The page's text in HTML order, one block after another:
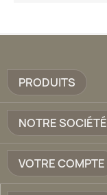
PRODUITS
NOTRE SOCIÉTÉ
VOTRE COMPTE